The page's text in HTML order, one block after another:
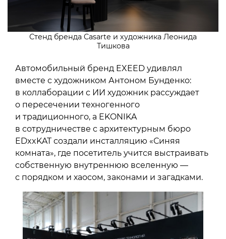
Стенд бренда Casarte и художника Леонида
Тишкова
Автомобильный бренд EXEED удивлял
вместе с художником Антоном Бунденко:
в коллаборации с ИИ художник рассуждает
о пересечении техногенного
и традиционного, а EKONIKA
в сотрудничестве с архитектурным бюро
EDxxKAT создали инсталляцию «Синяя
комната», где посетитель учится выстраивать
собственную внутреннюю вселенную —
с порядком и хаосом, законами и загадками.